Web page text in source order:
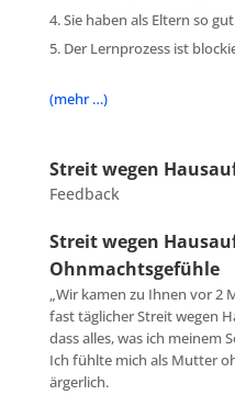
Sie haben als Eltern so
Der Lernprozess ist
(mehr …)
Streit wegen
Feedback
Streit wegen
Ohnmachtsgefühle
„Wir kamen zu Ihnen vor 2
fast täglicher Streit wegen
dass alles, was ich meinem
Ich fühlte mich als Mutter
ärgerlich.